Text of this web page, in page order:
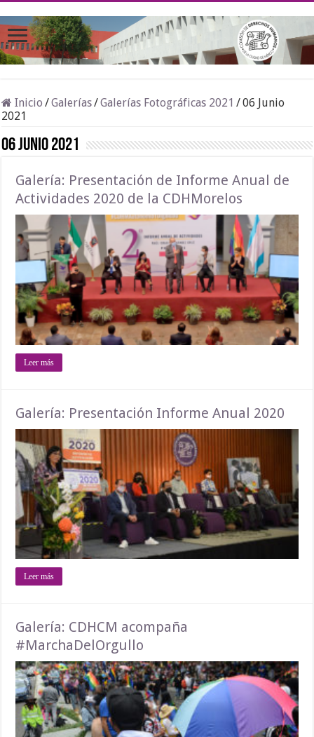
Inicio /Galerías/Galerías Fotográficas 2021 /06 Junio
2021
06 Junio 2021
Galería: Presentación de Informe Anual de
Actividades 2020 de la CDHMorelos
Leer más
Galería: Presentación Informe Anual 2020
Leer más
Galería: CDHCM acompaña
#MarchaDelOrgullo